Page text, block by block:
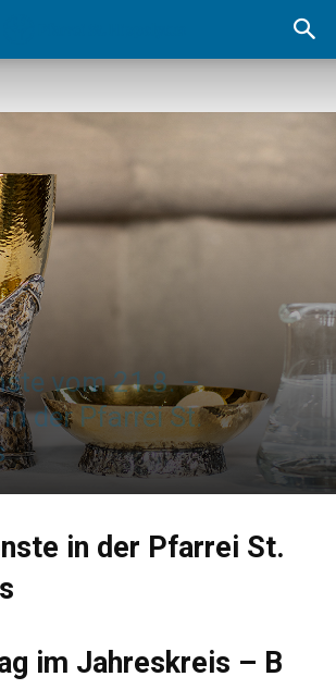
vom 21.8. –
der Pfarrei St.
in der Pfarrei St.
im Jahreskreis – B